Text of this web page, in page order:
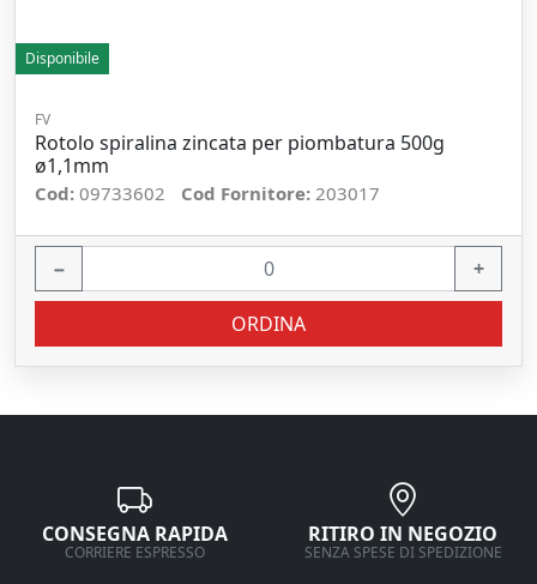
Disponibile
FV
Rotolo spiralina zincata per piombatura 500g
ø1,1mm
Cod: 09733602 Cod Fornitore: 203017
− +
ORDINA
CONSEGNA RAPIDA
CORRIERE ESPRESSO
RITIRO IN NEGOZIO
SENZA SPESE DI SPEDIZIONE